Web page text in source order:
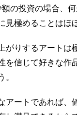
の投資の場合、
見極めることはほ
がりするアートは
を信じて好きな作
。
アートであれば、